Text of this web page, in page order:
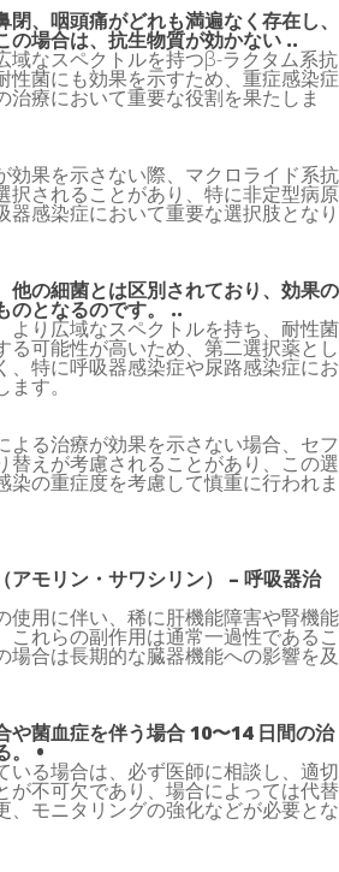
、咽頭痛がどれも満遍なく存在し、
の場合は、抗生物質が効かない ..
域なスペクトルを持つβ-ラクタム系抗
性菌にも効果を示すため、重症感染症
治療において重要な役割を果たしま
効果を示さない際、マクロライド系抗
択されることがあり、特に非定型病原
器感染症において重要な選択肢となり
他の細菌とは区別されており、効果の
のとなるのです。 ..
より広域なスペクトルを持ち、耐性菌
る可能性が高いため、第二選択薬とし
、特に呼吸器感染症や尿路感染症にお
す。
よる治療が効果を示さない場合、セフ
替えが考慮されることがあり、この選
染の重症度を考慮して慎重に行われま
アモリン・サワシリン） – 呼吸器治
使用に伴い、稀に肝機能障害や腎機能
これらの副作用は通常一過性であるこ
場合は長期的な臓器機能への影響を及
や菌⾎症を伴う場合 10〜14 ⽇間の治
。 •
いる場合は、必ず医師に相談し、適切
が不可欠であり、場合によっては代替
、モニタリングの強化などが必要とな